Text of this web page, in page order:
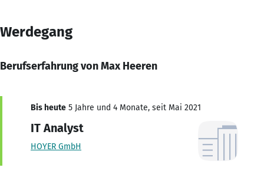
Werdegang
Berufserfahrung von Max Heeren
Bis heute 5 Jahre und 4 Monate, seit Mai 2021
IT Analyst
HOYER GmbH